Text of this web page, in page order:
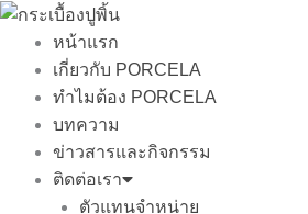
Skip
content
หน้าแรก
เกี่ยวกับ PORCELA
ทำไมต้อง PORCELA
บทความ
ข่าวสารและกิจกรรม
ติดต่อเรา
ตัวแทนจำหน่าย